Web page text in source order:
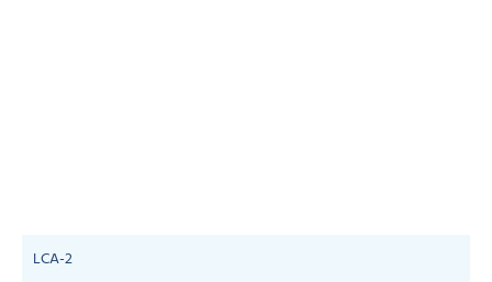
LCA-2